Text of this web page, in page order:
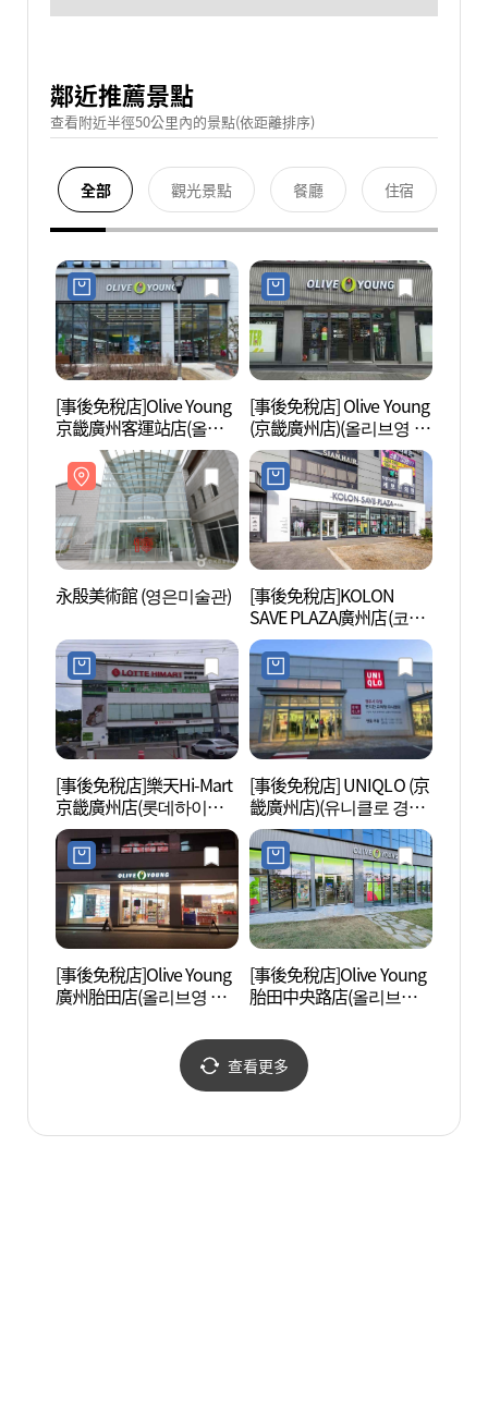
鄰近推薦景點
查看附近半徑50公里內的景點(依距離排序)
全部 觀光景點 餐廳 住宿
[事後免稅店]Olive Young
京畿廣州客運站店(올리
브영 경기광주터미널점)
[事後免稅店] Olive Young
(京畿廣州店)(올리브영 경
기광주점)
永殷美術館 (영은미술관)
[事後免稅店]KOLON
SAVE PLAZA廣州店(코오
롱세이브프라자 광주점)
[事後免稅店]樂天Hi-Mart
京畿廣州店(롯데하이마
트 경기광주점)
[事後免稅店] UNIQLO (京
畿廣州店)(유니클로 경기
광주점)
[事後免稅店]Olive Young
廣州胎田店(올리브영 광
[事後免稅店]Olive Young
胎田中央路店(올리브영
查看更多